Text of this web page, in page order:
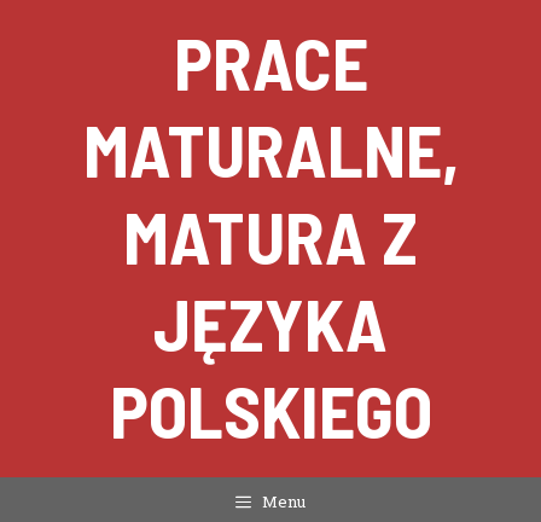
PRACE
MATURALNE,
MATURA Z
JĘZYKA
POLSKIEGO
Menu